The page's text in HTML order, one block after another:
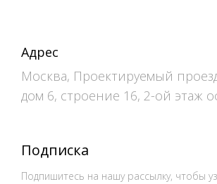
Адрес
Москва, Проектируемый
дом 6, строение 16, 2-ой этаж
Подписка
Подпишитесь на нашу рассылку, чтобы